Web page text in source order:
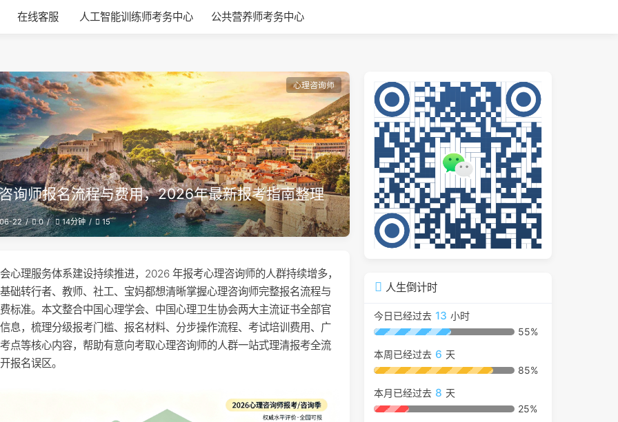
在线客服 人工智能训练师考务中心 公共营养师考务中心
心理咨询师
询师报名流程与费用，2026年最新报考指南整理
22 0 14分钟 15
心理服务体系建设持续推进，2026 年报考心理咨询师的人群持续增多，
础转行者、教师、社工、宝妈都想清晰掌握心理咨询师完整报名流程与
标准。本文整合中国心理学会、中国心理卫生协会两大主流证书全部官
息，梳理分级报考门槛、报名材料、分步操作流程、考试培训费用、广
点等核心内容，帮助有意向考取心理咨询师的人群一站式理清报考全流
报名误区。
人生倒计时
今日已经过去 13 小时
55%
本周已经过去 6 天
85%
本月已经过去 8 天
25%